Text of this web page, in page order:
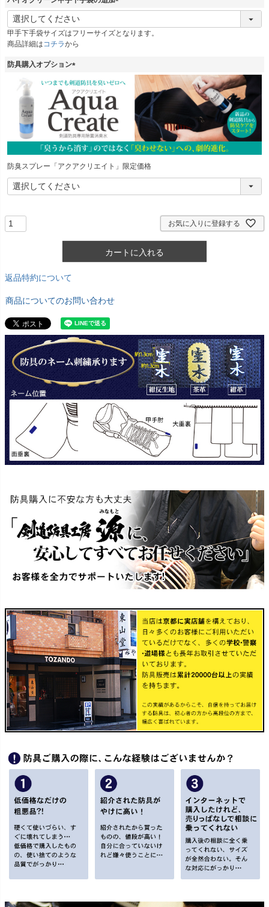
(
須
甲手下手袋サイズはフリーサイズとなります。
商品詳細はコチラから
防具購入オプション
必
須
)
防臭スプレー「アクアクリエイト」限定価格
お気に入りに登録する
カートに入れる
返品特約について
商品についてのお問い合わせ